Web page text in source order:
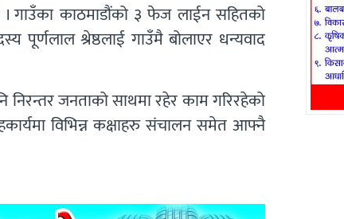
गाउँका काठमाडौंको ३ फेज लाईन सहितको
पूर्णलाल श्रेष्ठलाई गाउँमै बोलाएर धन्यवाद
निरन्तर जनताको साथमा रहेर काम गरिरहेको
विभिन्न कक्षाहरु संचालन समेत आफ्नै